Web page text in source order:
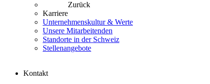
Zurück
Karriere
Unternehmenskultur & Werte
Unsere Mitarbeitenden
Standorte in der Schweiz
Stellenangebote
Kontakt